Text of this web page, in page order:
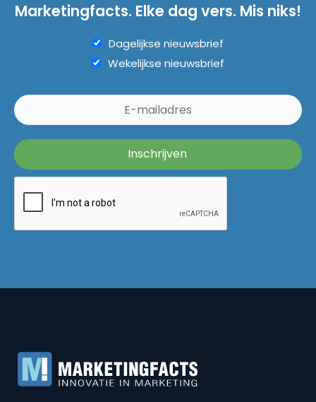
Marketingfacts. Elke dag vers. Mis niks!
Dagelijkse nieuwsbrief
Wekelijkse nieuwsbrief